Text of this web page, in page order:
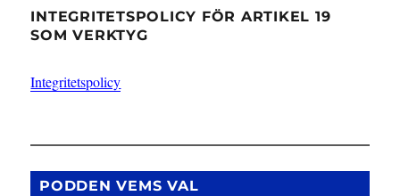
INTEGRITETSPOLICY FÖR ARTIKEL 19
SOM VERKTYG
Integritetspolicy
PODDEN VEMS VAL